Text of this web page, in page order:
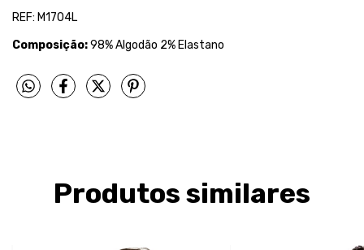
REF: M1704L
Composição:98% Algodão 2% Elastano
Produtos similares